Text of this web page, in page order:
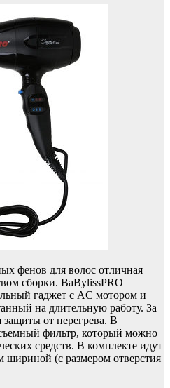
фенов для волос отличная
сборки. BaBylissPRO
гаджет с AC мотором и
на длительную работу. За
защиты от перегрева. В
фильтр, который можно
средств. В комплекте идут
шириной (с размером отверстия